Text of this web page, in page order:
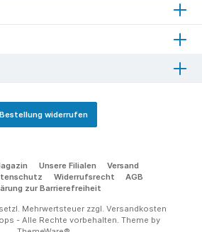
Bestellung widerrufen
Unsere Filialen
Versand
Widerrufsrecht
AGB
zur Barrierefreiheit
Mehrwertsteuer zzgl. Versandkosten
- Alle Rechte vorbehalten. Theme by